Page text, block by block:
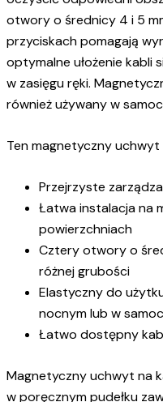
otwory o średnicy 4 i 5
przyciskach pomagają
optymalne ułożenie kabli
w zasięgu ręki.
również używany w
Ten magnetyczny
Przejrzyste
Łatwa instalacja na
powierzchniach
Cztery otwory o
różnej grubości
Elastyczny do
nocnym lub w
Łatwo dostępny
Magnetyczny uchwyt na
w poręcznym pudełku